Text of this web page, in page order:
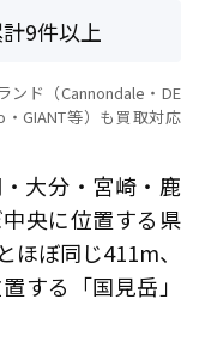
9件以上
ンド（Cannondale・DE
GIANT等）も買取対応
大分・宮崎・鹿
央に位置する県
ぼ同じ411m、
する「国見岳」